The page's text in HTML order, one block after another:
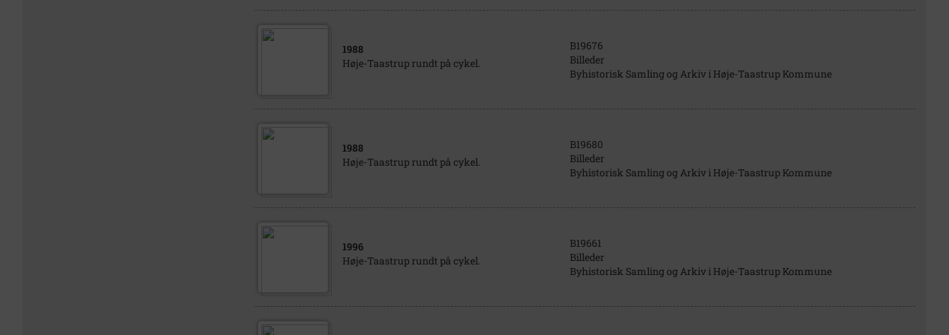
1988
Høje-Taastrup rundt på cykel.
B19676
Billeder
Byhistorisk Samling og Arkiv i Høje-Taastrup Kommune
1988
Høje-Taastrup rundt på cykel.
B19680
Billeder
Byhistorisk Samling og Arkiv i Høje-Taastrup Kommune
1996
Høje-Taastrup rundt på cykel.
B19661
Billeder
Byhistorisk Samling og Arkiv i Høje-Taastrup Kommune